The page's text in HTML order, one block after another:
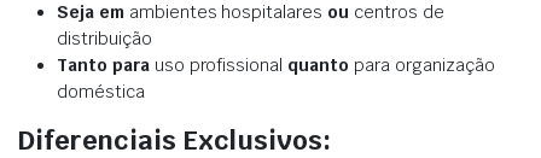
Seja em ambientes hospitalares ou centros de
distribuição
Tanto parauso profissional quanto para organização
doméstica
Diferenciais Exclusivos: